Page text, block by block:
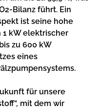
Bilanz führt. Ein
ist seine hohe
1 kW elektrischer
zu 600 kW
eines
für unsere
mit dem wir